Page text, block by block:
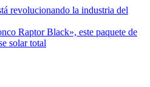
revolucionando la industria del
Raptor Black», este paquete de
solar total